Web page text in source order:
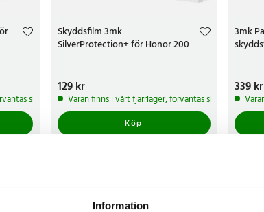
Information
skickas inom 5-7 arbetsdagar
Skyddsfilm 3mk
SilverProtection+ för Honor 200
Pris :129 kr
129 kr
Varan finns i vårt fjärrlager, förväntas skickas inom
Köp
3mk
Pris:
339 kr